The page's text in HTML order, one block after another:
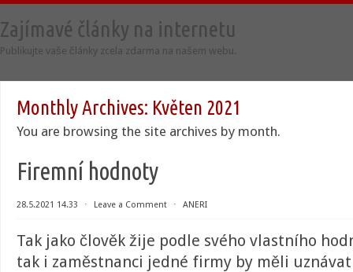
Zajímavé články na internetu
Publikujte vaše články zcela zdarma na našem webu.
Monthly Archives: Květen 2021
You are browsing the site archives by month.
Firemní hodnoty
28.5.2021 14.33 ⋅ Leave a Comment ⋅ ANERI
Tak jako člověk žije podle svého vlastního
tak i zaměstnanci jedné firmy by měli